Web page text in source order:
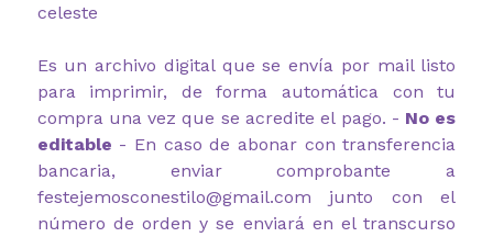
celeste
Es un archivo digital que se envía por mail listo
para imprimir, de forma automática con tu
compra una vez que se acredite el pago. - No es
editable - En caso de abonar con transferencia
bancaria, enviar comprobante a
festejemosconestilo@gmail.com junto con el
número de orden y se enviará en el transcurso